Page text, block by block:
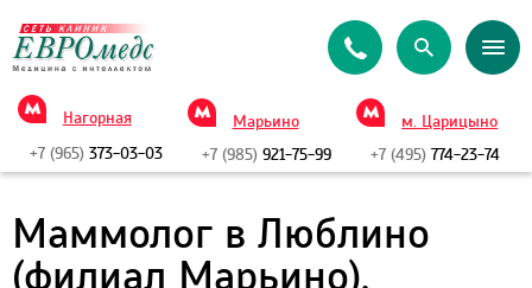
Нагорная
+7 (965) 373-03-03
Марьино
+7 (985)921-75-99
м. Царицыно
+7 (495) 774-23-74
Маммолог в Люблино
(филиал Марьино).